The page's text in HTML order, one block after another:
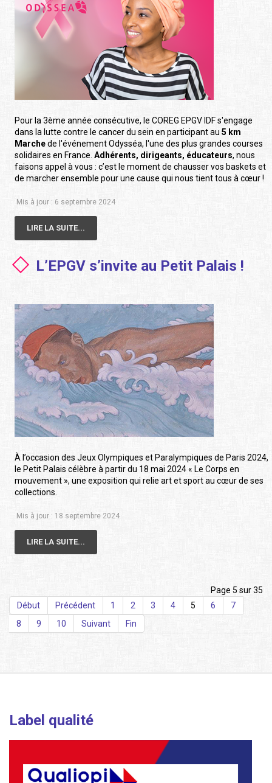
Pour la 3ème année consécutive, le COREG EPGV IDF s'engage
dans la lutte contre le cancer du sein en participant au 5 km
Marchede l'événement Odysséa, l'une des plus grandes courses
solidaires en France. Adhérents, dirigeants, éducateurs, nous
faisons appel à vous : c’est le moment de chausser vos baskets et
de marcher ensemble pour une cause qui nous tient tous à cœur !
Mis à jour : 6 septembre 2024
LIRE LA SUITE...
L’EPGV s’invite au Petit Palais !
À l’occasion des Jeux Olympiques et Paralympiques de Paris 2024,
le Petit Palais célèbre à partir du 18 mai 2024 « Le Corps en
mouvement », une exposition qui relie art et sport au cœur de ses
collections.
Mis à jour : 18 septembre 2024
LIRE LA SUITE...
Page 5 sur 35
Début
Précédent 1 2 3 4 5 6
7
8
9 10 Suivant Fin
Label qualité